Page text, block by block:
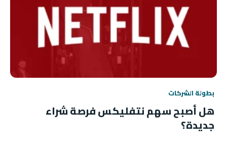
بطولة الشركات
هل أصبح سهم نتفليكس فرصة شراء
جديدة؟